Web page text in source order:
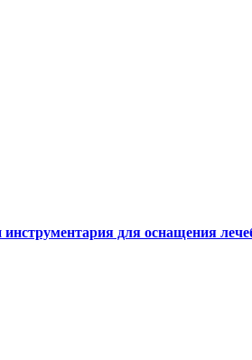
для оснащения